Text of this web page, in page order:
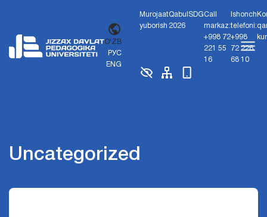
O'ZB
РУС
ENG
Murojaat
yuborish
Qabul
2026
SDGCall
markaz:
+998 72
221 55
16
Ishonch
telefoni:
+998
72 226
68 10
Uncategorized